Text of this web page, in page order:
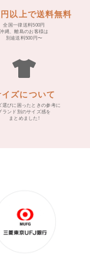
以上で送料無料
全国一律送料500円
沖縄、離島のお客様は
別途送料500円〜
イズについて
選びに困ったときの参考に
ランド別のサイズ感を
まとめました!